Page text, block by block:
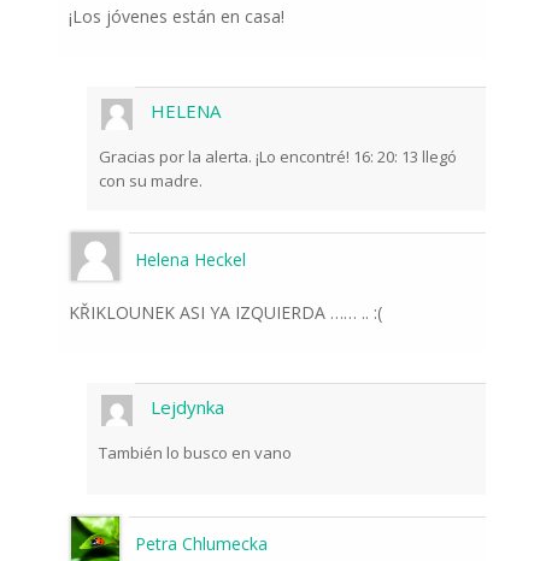
¡Los jóvenes están en casa!
HELENA
Gracias por la alerta. ¡Lo encontré! 16: 20: 13 llegó
con su madre.
Helena Heckel
KŘIKLOUNEK ASI YA IZQUIERDA …… .. :(
Lejdynka
También lo busco en vano
Petra Chlumecka